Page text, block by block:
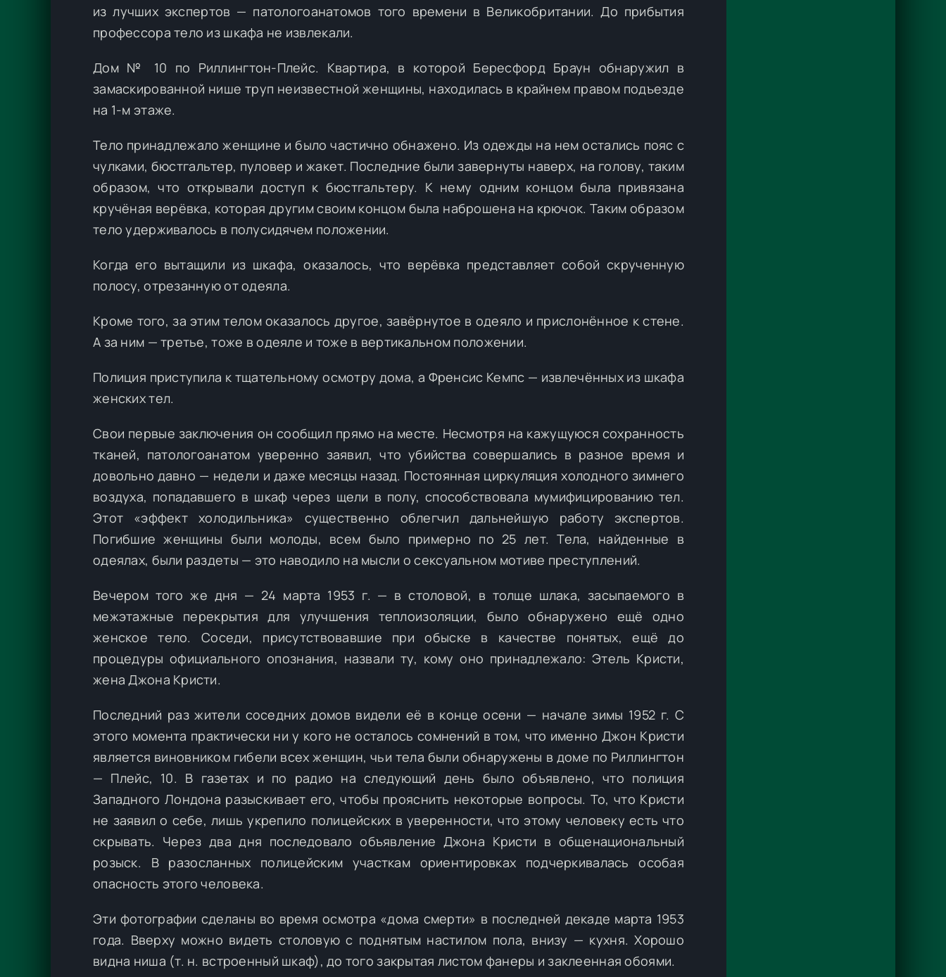
из лучших экспертов — патологоанатомов того времени в Великобритании. До прибытия
профессора тело из шкафа не извлекали.
Дом № 10 по Риллингтон-Плейс. Квартира, в которой Бересфорд Браун обнаружил в
замаскированной нише труп неизвестной женщины, находилась в крайнем правом подъезде
на 1-м этаже.
Тело принадлежало женщине и было частично обнажено. Из одежды на нем остались пояс с
чулками, бюстгальтер, пуловер и жакет. Последние были завернуты наверх, на голову, таким
образом, что открывали доступ к бюстгальтеру. К нему одним концом была привязана
кручёная верёвка, которая другим своим концом была наброшена на крючок. Таким образом
тело удерживалось в полусидячем положении.
Когда его вытащили из шкафа, оказалось, что верёвка представляет собой скрученную
полосу, отрезанную от одеяла.
Кроме того, за этим телом оказалось другое, завёрнутое в одеяло и прислонённое к стене.
А за ним — третье, тоже в одеяле и тоже в вертикальном положении.
Полиция приступила к тщательному осмотру дома, а Френсис Кемпс — извлечённых из шкафа
женских тел.
Свои первые заключения он сообщил прямо на месте. Несмотря на кажущуюся сохранность
тканей, патологоанатом уверенно заявил, что убийства совершались в разное время и
довольно давно — недели и даже месяцы назад. Постоянная циркуляция холодного зимнего
воздуха, попадавшего в шкаф через щели в полу, способствовала мумифицированию тел.
Этот «эффект холодильника» существенно облегчил дальнейшую работу экспертов.
Погибшие женщины были молоды, всем было примерно по 25 лет. Тела, найденные в
одеялах, были раздеты — это наводило на мысли о сексуальном мотиве преступлений.
Вечером того же дня — 24 марта 1953 г. — в столовой, в толще шлака, засыпаемого в
межэтажные перекрытия для улучшения теплоизоляции, было обнаружено ещё одно
женское тело. Соседи, присутствовавшие при обыске в качестве понятых, ещё до
процедуры официального опознания, назвали ту, кому оно принадлежало: Этель Кристи,
жена Джона Кристи.
Последний раз жители соседних домов видели её в конце осени — начале зимы 1952 г. С
этого момента практически ни у кого не осталось сомнений в том, что именно Джон Кристи
является виновником гибели всех женщин, чьи тела были обнаружены в доме по Риллингтон
— Плейс, 10. В газетах и по радио на следующий день было объявлено, что полиция
Западного Лондона разыскивает его, чтобы прояснить некоторые вопросы. То, что Кристи
не заявил о себе, лишь укрепило полицейских в уверенности, что этому человеку есть что
скрывать. Через два дня последовало объявление Джона Кристи в общенациональный
розыск. В разосланных полицейским участкам ориентировках подчеркивалась особая
опасность этого человека.
Эти фотографии сделаны во время осмотра «дома смерти» в последней декаде марта 1953
года. Вверху можно видеть столовую с поднятым настилом пола, внизу — кухня. Хорошо
видна ниша (т. н. встроенный шкаф), до того закрытая листом фанеры и заклеенная обоями.